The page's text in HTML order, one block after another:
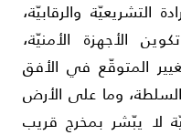
والرقابيّة،
الأمنيّة،
المتوقّع في الأفق
وما على الأرض
يبّشر بمخرج قريب